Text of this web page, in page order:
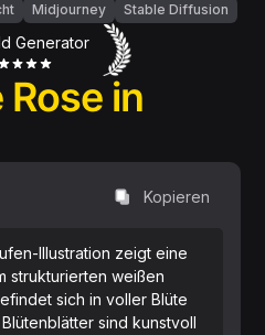
Midjourney Stable Diffusion
Generator
in
Kopieren
Illustration zeigt eine
strukturierten weißen
sich in voller Blüte
sind kunstvoll